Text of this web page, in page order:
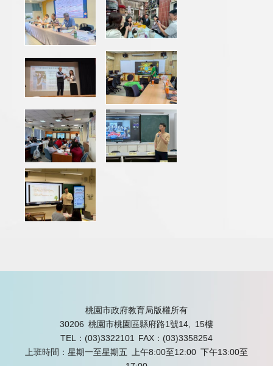
桃園市政府教育局版權所有
30206 桃園市桃園區縣府路1號14, 15樓
TEL：(03)3322101 FAX：(03)3358254
上班時間：星期一至星期五 上午8:00至12:00 下午13:00至